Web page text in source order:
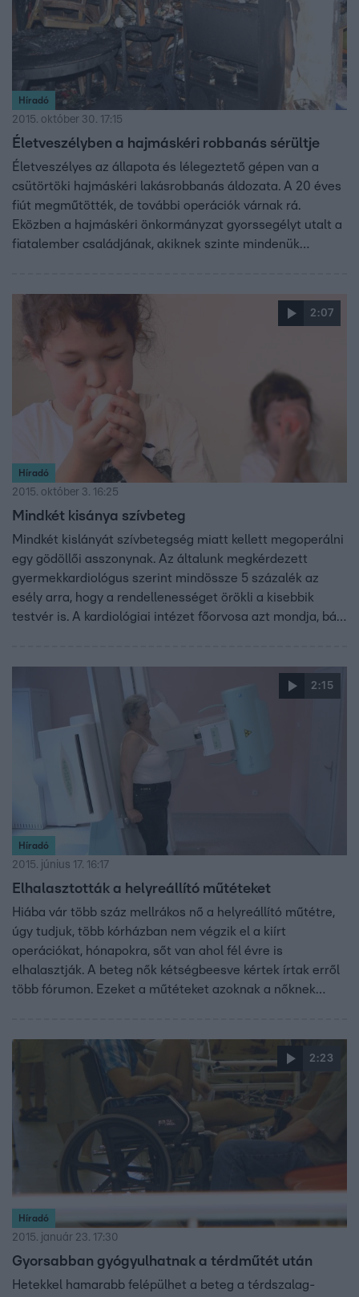
Híradó
2015. október 30. 17:15
Életveszélyben a hajmáskéri robbanás sérültje
Életveszélyes az állapota és lélegeztető gépen van a
csütörtöki hajmáskéri lakásrobbanás áldozata. A 20 éves
fiút megműtötték, de további operációk várnak rá.
Eközben a hajmáskéri önkormányzat gyorssegélyt utalt a
fiatalember családjának, akiknek szinte mindenük
2:07
Híradó
2015. október 3. 16:25
Mindkét kisánya szívbeteg
Mindkét kislányát szívbetegség miatt kellett megoperálni
egy gödöllői asszonynak. Az általunk megkérdezett
gyermekkardiológus szerint mindössze 5 százalék az
esély arra, hogy a rendellenességet örökli a kisebbik
testvér is. A kardiológiai intézet főorvosa azt mondja, bár
van az országban, aki felnőtt korukban is kezelni tudja
2:15
Híradó
2015. június 17. 16:17
Elhalasztották a helyreállító műtéteket
Hiába vár több száz mellrákos nő a helyreállító műtétre,
úgy tudjuk, több kórházban nem végzik el a kiírt
operációkat, hónapokra, sőt van ahol fél évre is
elhalasztják. A beteg nők kétségbeesve kértek írtak erről
több fórumon. Ezeket a műtéteket azoknak a nőknek
2:23
Híradó
2015. január 23. 17:30
Gyorsabban gyógyulhatnak a térdműtét után
Hetekkel hamarabb felépülhet a beteg a térdszalag-